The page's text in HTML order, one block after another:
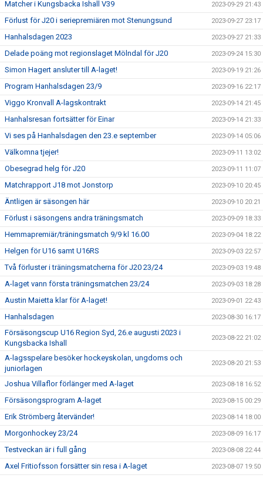
Matcher i Kungsbacka Ishall V39 2023-09-29 21:43
Förlust för J20 i seriepremiären mot Stenungsund 2023-09-27 23:17
Hanhalsdagen 2023 2023-09-27 21:33
Delade poäng mot regionslaget Mölndal för J20 2023-09-24 15:30
Simon Hagert ansluter till A-laget! 2023-09-19 21:26
Program Hanhalsdagen 23/9 2023-09-16 22:17
Viggo Kronvall A-lagskontrakt 2023-09-14 21:45
Hanhalsresan fortsätter för Einar 2023-09-14 21:33
Vi ses på Hanhalsdagen den 23.e september 2023-09-14 05:06
Välkomna tjejer! 2023-09-11 13:02
Obesegrad helg för J20 2023-09-11 11:07
Matchrapport J18 mot Jonstorp 2023-09-10 20:45
Äntligen är säsongen här 2023-09-10 20:21
Förlust i säsongens andra träningsmatch 2023-09-09 18:33
Hemmapremiär/träningsmatch 9/9 kl 16.00 2023-09-04 18:22
Helgen för U16 samt U16RS 2023-09-03 22:57
Två förluster i träningsmatcherna för J20 23/24 2023-09-03 19:48
A-laget vann första träningsmatchen 23/24 2023-09-03 18:28
Austin Maietta klar för A-laget! 2023-09-01 22:43
Hanhalsdagen 2023-08-30 16:17
Försäsongscup U16 Region Syd, 26.e augusti 2023 i
Kungsbacka Ishall
2023-08-22 21:02
A-lagsspelare besöker hockeyskolan, ungdoms och
juniorlagen
2023-08-20 21:53
Joshua Villaflor förlänger med A-laget 2023-08-18 16:52
Försäsongsprogram A-laget 2023-08-15 00:29
Erik Strömberg återvänder! 2023-08-14 18:00
Morgonhockey 23/24 2023-08-09 16:17
Testveckan är i full gång 2023-08-08 22:44
Axel Fritiofsson forsätter sin resa i A-laget 2023-08-07 19:50